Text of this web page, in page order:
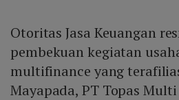
Otoritas Jasa Keuangan
pembekuan kegiatan
multifinance yang
Mayapada, PT Topas